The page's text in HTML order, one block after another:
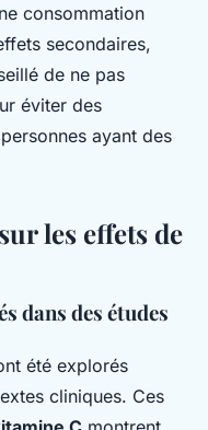
consommation
secondaires,
de ne pas
éviter des
ayant des
les effets de
dans des études
été explorés
cliniques. Ces